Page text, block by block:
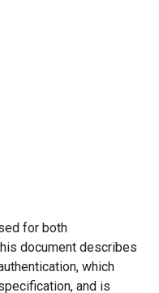
for both
document describes
which
and is